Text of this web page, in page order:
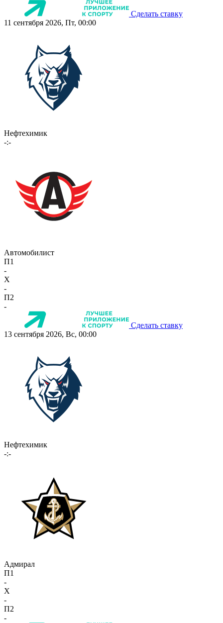
Сделать ставку
11 сентября 2026, Пт, 00:00
Нефтехимик
-:-
Автомобилист
П1
-
X
-
П2
-
Сделать ставку
13 сентября 2026, Вс, 00:00
Нефтехимик
-:-
Адмирал
П1
-
X
-
П2
-